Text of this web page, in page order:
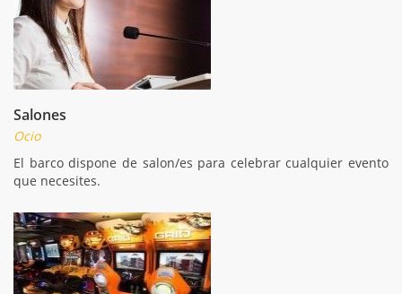
Salones
Ocio
El barco dispone de salon/es para celebrar cualquier evento
que necesites.